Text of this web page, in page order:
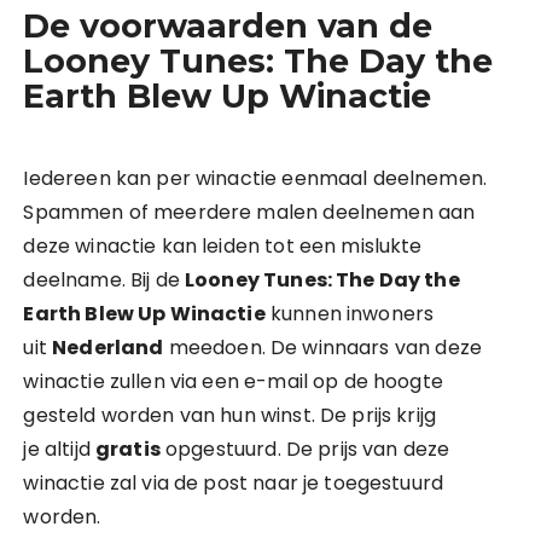
De voorwaarden van de
Looney Tunes: The Day the
Earth Blew Up Winactie
Iedereen kan per winactie eenmaal deelnemen.
Spammen of meerdere malen deelnemen aan
deze winactie kan leiden tot een mislukte
deelname. Bij de Looney Tunes: The Day the
Earth Blew Up Winactiekunnen inwoners
uit Nederland meedoen. De winnaars van deze
winactie zullen via een e-mail op de hoogte
gesteld worden van hun winst. De prijs krijg
je altijd gratisopgestuurd. De prijs van deze
winactie zal via de post naar je toegestuurd
worden.